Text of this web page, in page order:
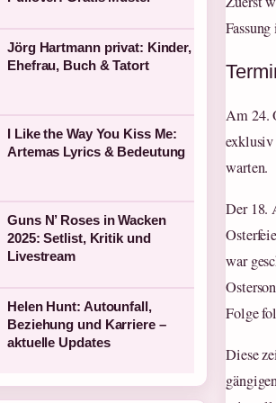
Am 24.
exklusiv
warten.
Der 18.
war
Folge
Diese
Jörg Hartmann privat: Kinder,
Ehefrau, Buch & Tatort
I Like the Way You Kiss Me:
Artemas Lyrics & Bedeutung
Guns N’ Roses in Wacken
2025: Setlist, Kritik und
Livestream
Helen Hunt: Autounfall,
Beziehung und Karriere –
aktuelle Updates